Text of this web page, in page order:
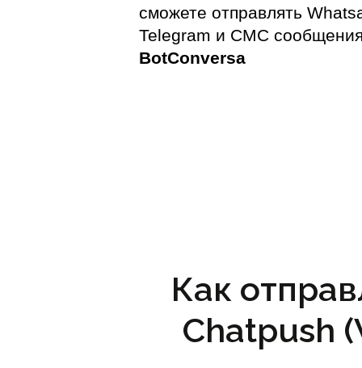
сможете отправлять
Telegram и СМС
BotConversa
Как
Chatpush